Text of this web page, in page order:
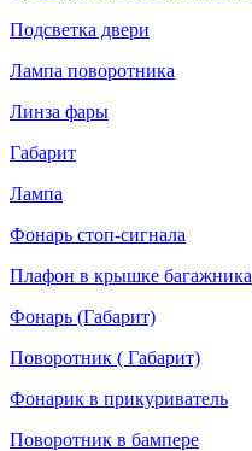
Подсветка двери
Лампа поворотника
Линза фары
Габарит
Лампа
Фонарь стоп-сигнала
Плафон в крышке багажника
Фонарь (Габарит)
Поворотник ( Габарит)
Фонарик в прикуриватель
Поворотник в бампере